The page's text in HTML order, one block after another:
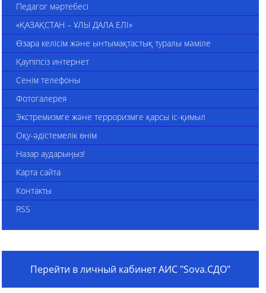
Педагог мәртебесі
«ҚАЗАҚСТАН – ҰЛЫ ДАЛА ЕЛІ»
Өзара келісім және ынтымақтастық туралы мәміле
Қаупіпсіз интернет
Сенім телефоны
Фотогалерея
Экстремизмге және терроризмге қарсы іс-қимыл
Оқу-әдістемелік өнім
Назар аударыңыз!
Карта сайта
Контакты
RSS
Перейти в личный кабинет АИС "Sova.СДО"